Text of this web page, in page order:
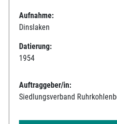
Aufnahme:
Dinslaken
Datierung:
1954
Auftraggeber/in:
Siedlungsverband